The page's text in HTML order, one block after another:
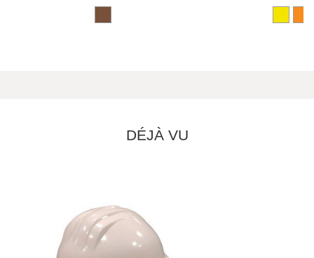
DÉJÀ VU